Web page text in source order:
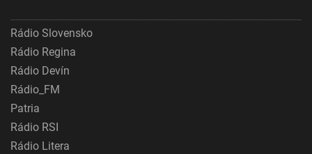
Rádio Slovensko
Rádio Regina
Rádio Devín
Rádio_FM
Patria
Rádio RSI
Rádio Litera